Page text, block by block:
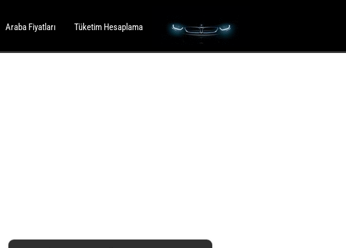
Araba Fiyatları Tüketim Hesaplama